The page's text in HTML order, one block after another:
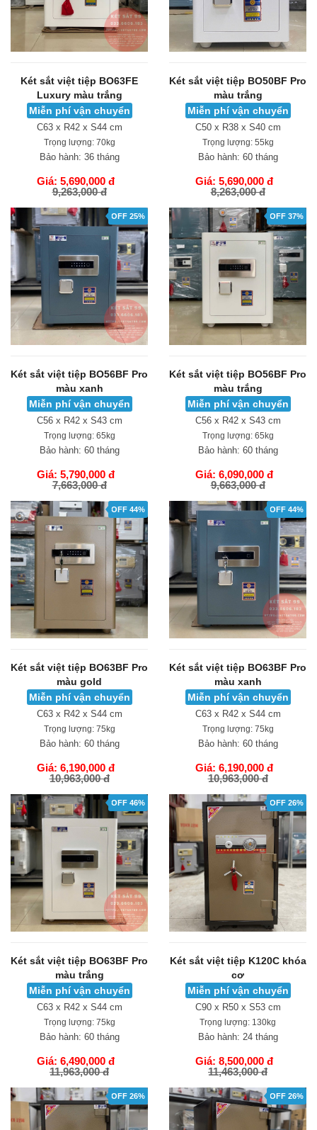
Két sắt việt tiệp BO63FE
Luxury màu trắng
Miễn phí vận chuyển
C63 x R42 x S44 cm
Trọng lượng:70kg
Bảo hành: 36 tháng
Giá: 5,690,000 đ
9,263,000 đ
GIỎ HÀNG
Két sắt việt tiệp BO50BF Pro
màu trắng
Miễn phí vận chuyển
C50 x R38 x S40 cm
Trọng lượng:55kg
Bảo hành: 60 tháng
Giá: 5,690,000 đ
8,263,000 đ
GIỎ HÀNG
OFF 25%
Két sắt việt tiệp BO56BF Pro
màu xanh
Miễn phí vận chuyển
C56 x R42 x S43 cm
Trọng lượng:65kg
Bảo hành: 60 tháng
Giá: 5,790,000 đ
7,663,000 đ
GIỎ HÀNG
OFF 37%
Két sắt việt tiệp BO56BF Pro
màu trắng
Miễn phí vận chuyển
C56 x R42 x S43 cm
Trọng lượng:65kg
Bảo hành: 60 tháng
Giá: 6,090,000 đ
9,663,000 đ
GIỎ HÀNG
OFF 44%
Két sắt việt tiệp BO63BF Pro
màu gold
Miễn phí vận chuyển
C63 x R42 x S44 cm
Trọng lượng:75kg
Bảo hành: 60 tháng
Giá: 6,190,000 đ
10,963,000 đ
GIỎ HÀNG
OFF 44%
Két sắt việt tiệp BO63BF Pro
màu xanh
Miễn phí vận chuyển
C63 x R42 x S44 cm
Trọng lượng:75kg
Bảo hành: 60 tháng
Giá: 6,190,000 đ
10,963,000 đ
GIỎ HÀNG
OFF 46%
Két sắt việt tiệp BO63BF Pro
màu trắng
Miễn phí vận chuyển
C63 x R42 x S44 cm
Trọng lượng:75kg
Bảo hành: 60 tháng
Giá: 6,490,000 đ
11,963,000 đ
GIỎ HÀNG
OFF 26%
Két sắt việt tiệp K120C khóa
cơ
Miễn phí vận chuyển
C90 x R50 x S53 cm
Trọng lượng: 130kg
Bảo hành: 24 tháng
Giá: 8,500,000 đ
11,463,000 đ
GIỎ HÀNG
OFF 26% OFF 26%